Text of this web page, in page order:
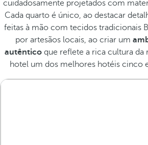
cuidadosamente projetados com
Cada quarto é único, ao destacar
feitas à mão com tecidos tradicionais
por artesãos locais, ao criar um
autênticoque reflete a rica cultura da
hotel um dos melhores hotéis cinco